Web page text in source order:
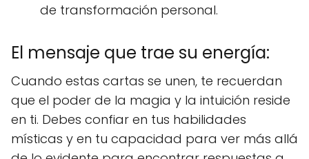
de transformación personal.
El mensaje que trae su energía:
Cuando estas cartas se unen, te recuerdan
que el poder de la magia y la intuición reside
en ti. Debes confiar en tus habilidades
místicas y en tu capacidad para ver más allá